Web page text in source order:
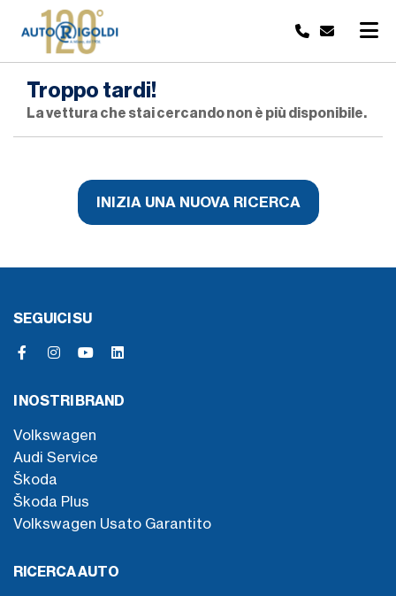
Troppo tardi!
La vettura che stai cercando non è più disponibile.
INIZIA UNA NUOVA RICERCA
SEGUICI SU
I NOSTRI BRAND
Volkswagen
Audi Service
Škoda
Škoda Plus
Volkswagen Usato Garantito
RICERCA AUTO